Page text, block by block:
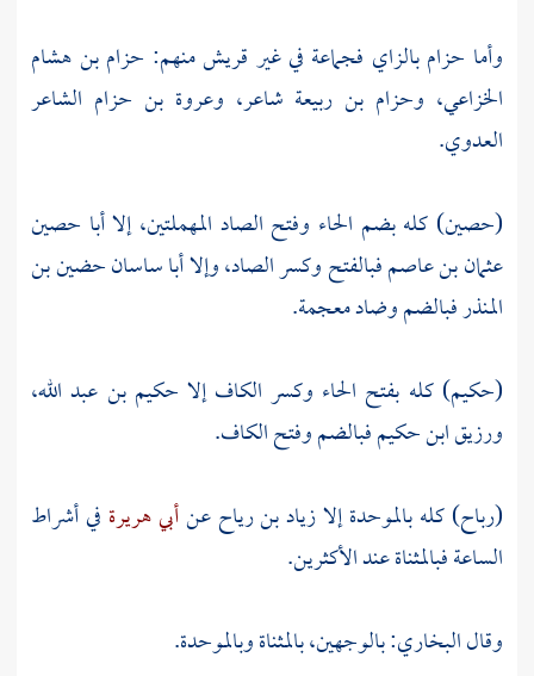
وأما حزام بالزاي فجماعة في غير قريشمنهم: حزام بن هشام
الخزاعي، وحزام بن ربيعة شاعر، وعروة بن حزام الشاعر
العدوي.
(حصين) كله بضم الحاء وفتح الصاد المهملتين، إلاأبا حصين
عثمان بن عاصمفبالفتح وكسر الصاد، وإلاأبا ساسان حضين بن
المنذرفبالضم وضاد معجمة.
(حكيم) كله بفتح الحاء وكسر الكاف إلا حكيم بن عبد الله،
ورزيق ابن حكيمفبالضم وفتح الكاف.
(رباح) كله بالموحدة إلازياد بن رياحعنأبي هريرة في أشراط
الساعة فبالمثناة عند الأكثرين.
وقال البخاري: بالوجهين، بالمثناة وبالموحدة.